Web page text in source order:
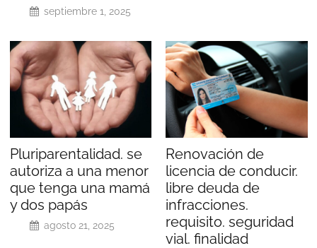
septiembre 1, 2025
Pluriparentalidad. se
autoriza a una menor
que tenga una mamá
y dos papás
agosto 21, 2025
Renovación de
licencia de conducir.
libre deuda de
infracciones.
requisito. seguridad
vial. finalidad